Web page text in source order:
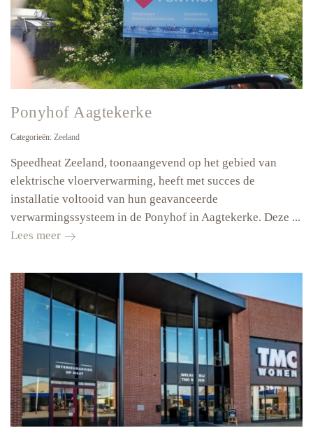
Ponyhof Aagtekerke
Categorieën: Zeeland
Speedheat Zeeland, toonaangevend op het gebied van
elektrische vloerverwarming, heeft met succes de
installatie voltooid van hun geavanceerde
verwarmingssysteem in de Ponyhof in Aagtekerke. Deze ...
Lees meerPonyhof